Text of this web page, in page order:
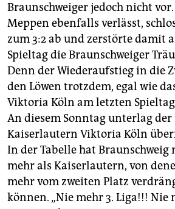
Braunschweiger jedoch nicht
Meppen ebenfalls verlässt,
zum 3:2 ab und zerstörte damit
Spieltag die Braunschweiger
Denn der Wiederaufstieg in die
den Löwen trotzdem, egal wie
Viktoria Köln am letzten
An diesem Sonntag unterlag der
Kaiserlautern Viktoria Köln
In der Tabelle hat
mehr als Kaiserlautern, von
mehr vom zweiten Platz
können. „Nie mehr 3. Liga!!! Nie